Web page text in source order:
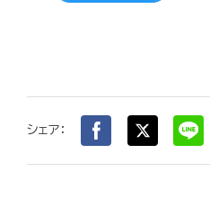
シェア：